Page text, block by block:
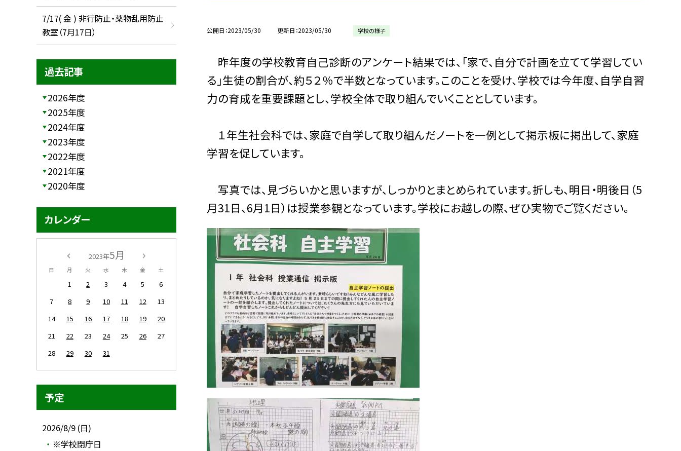
公開日 2023/05/30 更新日 2023/05/30 学校の様子
昨年度の学校教育自己診断のアンケート結果では、「家で、自分で計画を立てて学習してい
る」生徒の割合が、約５２％で半数となっています。このことを受け、学校では今年度、自学自習
力の育成を重要課題とし、学校全体で取り組んでいくこととしています。
１年生社会科では、家庭で自学して取り組んだノートを一例として掲示板に掲出して、家庭
学習を促しています。
写真では、見づらいかと思いますが、しっかりとまとめられています。折しも、明日・明後日（5
月31日、6月1日）は授業参観となっています。学校にお越しの際、ぜひ実物でご覧ください。
7/17( 金 ) 非行防止・薬物乱用防止
教室（7月17日）
過去記事
2026年度
2025年度
2024年度
2023年度
2022年度
2021年度
2020年度
カレンダー
2023年5月
日 月 火 水 木 金 土
1 2 3 4 5
6
7
8 9 10 11 12
13
14
15 16 17 18 19
20
21
22 23 24 25 26
27
28
29 30 31
予定
2026/8/9 (日)
※学校閉庁日